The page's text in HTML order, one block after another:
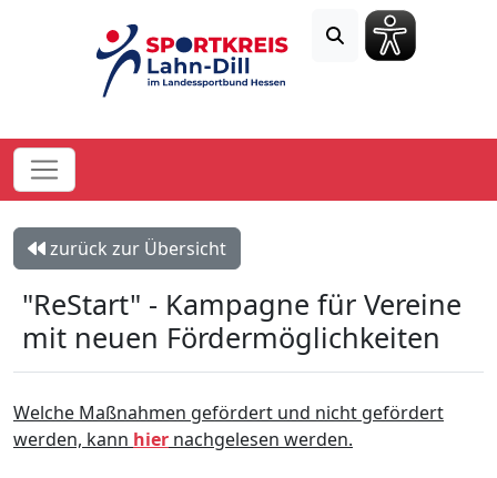
zurück zur Übersicht
"ReStart" - Kampagne für Vereine
mit neuen Fördermöglichkeiten
Welche Maßnahmen gefördert und nicht gefördert
werden, kann hier nachgelesen werden.